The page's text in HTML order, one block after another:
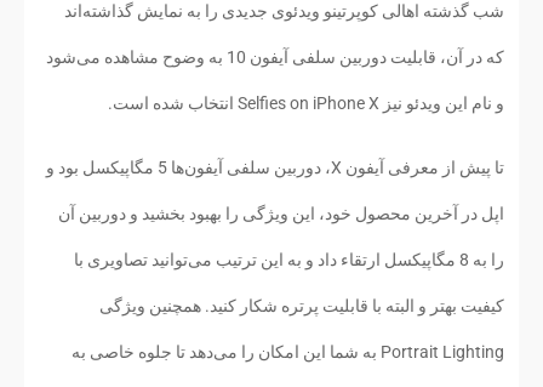
شب گذشته اهالی کوپرتینو ویدئوی جدیدی را به نمایش گذاشته‌اند
که در آن، قابلیت دوربین سلفی آیفون 10 به وضوح مشاهده می‌شود
و نام این ویدئو نیز Selfies on iPhone X انتخاب شده است.
تا پیش از معرفی آيفون X، دوربین سلفی آیفون‌ها 5 مگاپیکسل بود و
اپل در آخرین محصول خود، این ویژگی را بهبود بخشید و دوربین آن
را به 8 مگاپیکسل ارتقاء داد و به این ترتیب می‌توانید تصاویری با
کیفیت بهتر و البته با قابلیت پرتره شکار کنید. همچنین ویژگی
Portrait Lighting به شما این امکان را می‌دهد تا جلوه خاصی به